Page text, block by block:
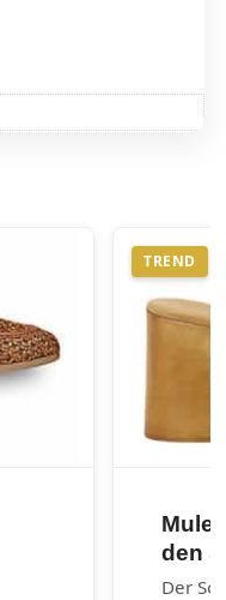
TREND
den
Der